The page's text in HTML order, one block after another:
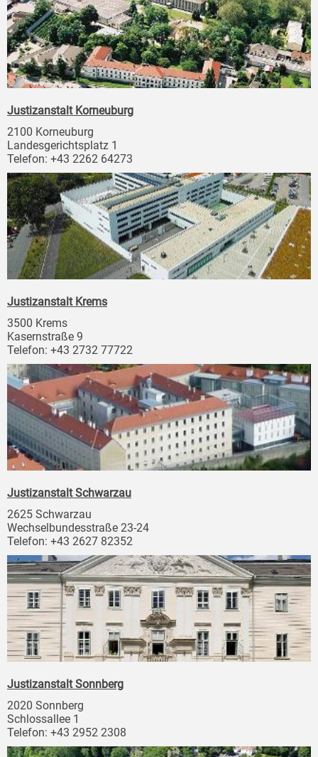
Justizanstalt Korneuburg
2100 Korneuburg
Landesgerichtsplatz 1
Telefon: +43 2262 64273
Justizanstalt Krems
3500 Krems
Kasernstraße 9
Telefon: +43 2732 77722
Justizanstalt Schwarzau
2625 Schwarzau
Wechselbundesstraße 23-24
Telefon: +43 2627 82352
Justizanstalt Sonnberg
2020 Sonnberg
Schlossallee 1
Telefon: +43 2952 2308